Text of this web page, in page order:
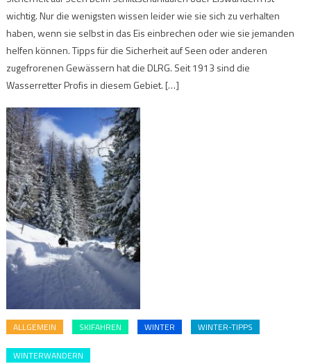
wichtig. Nur die wenigsten wissen leider wie sie sich zu verhalten
haben, wenn sie selbst in das Eis einbrechen oder wie sie jemanden
helfen können. Tipps für die Sicherheit auf Seen oder anderen
zugefrorenen Gewässern hat die DLRG. Seit 1913 sind die
Wasserretter Profis in diesem Gebiet. […]
ALLGEMEIN SKIFAHREN WINTER WINTER-TIPPS
WINTERWANDERN